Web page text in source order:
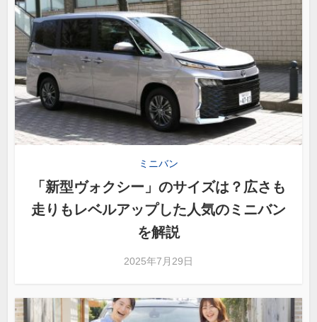
ミニバン
「新型ヴォクシー」のサイズは？広さも
走りもレベルアップした人気のミニバン
を解説
2025年7月29日